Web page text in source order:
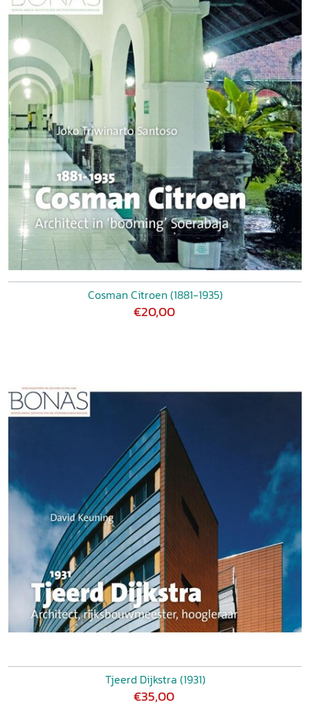
Cosman Citroen (1881-1935)
€20,00
Tjeerd Dijkstra (1931)
€35,00